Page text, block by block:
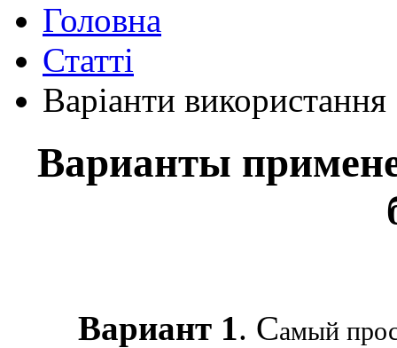
Головна
Статті
Варіанти використання
Варианты
Вариант 1. Самый